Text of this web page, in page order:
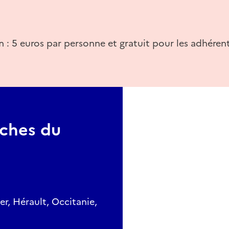
à plusieurs voix, mènera du Corum au
dernier et ses abords.
la renaturation de l'Esplanade vise à la reconnecter à la
jardins, et déambulations piétonnes pour offrir à
le duo montpelliérain Gilles Cusy et Michel Maraval.
Échelles de la Ville pour une rencontre inédite avec la
artistique "La grande traversée", Alice & Alice.
: 5 euros par personne et gratuit pour les
du
Hérault, Occitanie,